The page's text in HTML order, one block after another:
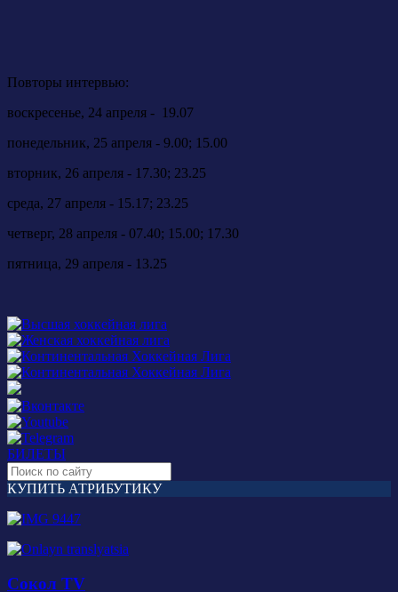
Повторы интервью:
воскресенье, 24 апреля - 19.07
понедельник, 25 апреля - 9.00; 15.00
вторник, 26 апреля - 17.30; 23.25
среда, 27 апреля - 15.17; 23.25
четверг, 28 апреля - 07.40; 15.00; 17.30
пятница, 29 апреля - 13.25
БИЛЕТЫ
КУПИТЬ АТРИБУТИКУ
Сокол TV